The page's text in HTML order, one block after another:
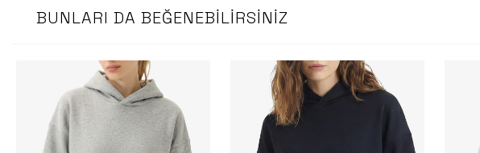
BUNLARI DA BEĞENEBILIRSINIZ